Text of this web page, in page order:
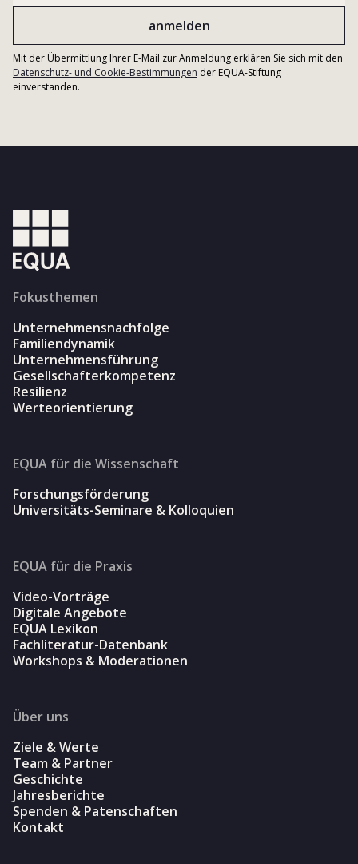
Mit der Übermittlung Ihrer E-Mail zur Anmeldung erklären Sie sich mit den
Datenschutz- und Cookie-Bestimmungen der EQUA-Stiftung
einverstanden.
Fokusthemen
Unternehmensnachfolge
Familiendynamik
Unternehmensführung
Gesellschafterkompetenz
Resilienz
Werteorientierung
EQUA für die Wissenschaft
Forschungsförderung
Universitäts-Seminare & Kolloquien
EQUA für die Praxis
Video-Vorträge
Digitale Angebote
EQUA Lexikon
Fachliteratur-Datenbank
Workshops & Moderationen
Über uns
Ziele & Werte
Team & Partner
Geschichte
Jahresberichte
Spenden & Patenschaften
Kontakt